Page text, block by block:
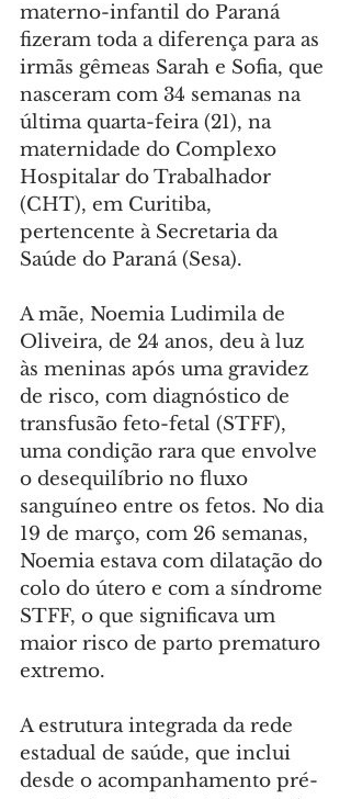
materno-infantil do Paraná
fizeram toda a diferença para as
irmãs gêmeas Sarah e Sofia, que
nasceram com 34 semanas na
última quarta-feira (21), na
maternidade do Complexo
Hospitalar do Trabalhador
(CHT), em Curitiba,
pertencente à Secretaria da
Saúde do Paraná (Sesa).
A mãe, Noemia Ludimila de
Oliveira, de 24 anos, deu à luz
às meninas após uma gravidez
de risco, com diagnóstico de
transfusão feto-fetal (STFF),
uma condição rara que envolve
o desequilíbrio no fluxo
sanguíneo entre os fetos. No dia
19 de março, com 26 semanas,
Noemia estava com dilatação do
colo do útero e com a síndrome
STFF, o que significava um
maior risco de parto prematuro
extremo.
A estrutura integrada da rede
estadual de saúde, que inclui
desde o acompanhamento pré-